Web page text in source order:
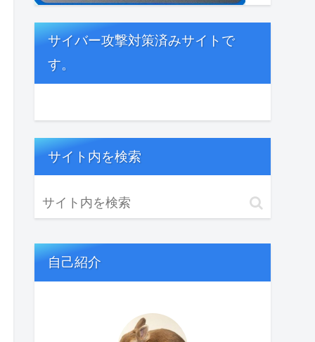
サイバー攻撃対策済みサイトで
す。
サイト内を検索
自己紹介